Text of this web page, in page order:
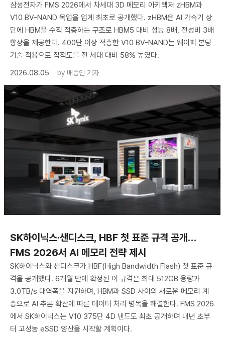
삼성전자가 FMS 2026에서 차세대 3D 메모리 아키텍처 zHBM과
V10 BV-NAND 목업을 업계 최초로 공개했다. zHBM은 AI 가속기 상
단에 HBM을 수직 적층하는 구조로 HBM5 대비 성능 8배, 전성비 3배
향상을 제공한다. 400단 이상 적층한 V10 BV-NAND는 웨이퍼 본딩
기술 적용으로 집적도를 전 세대 대비 58% 높였다.
2026.08.05
by 배종인 기자
SK하이닉스·샌디스크, HBF 첫 표준 규격 공개…
FMS 2026서 AI 메모리 전략 제시
SK하이닉스와 샌디스크가 HBF(High Bandwidth Flash) 첫 표준 규
격을 공개했다. 6개월 만에 확정된 이 규격은 최대 512GB 용량과
3.0TB/s 대역폭을 지원하며, HBM과 SSD 사이의 새로운 메모리 계
층으로 AI 추론 확산에 따른 데이터 처리 병목을 해결한다. FMS 2026
에서 SK하이닉스는 V10 375단 4D 낸드도 최초 공개하며 내년 초부
터 고성능 eSSD 양산을 시작할 계획이다.